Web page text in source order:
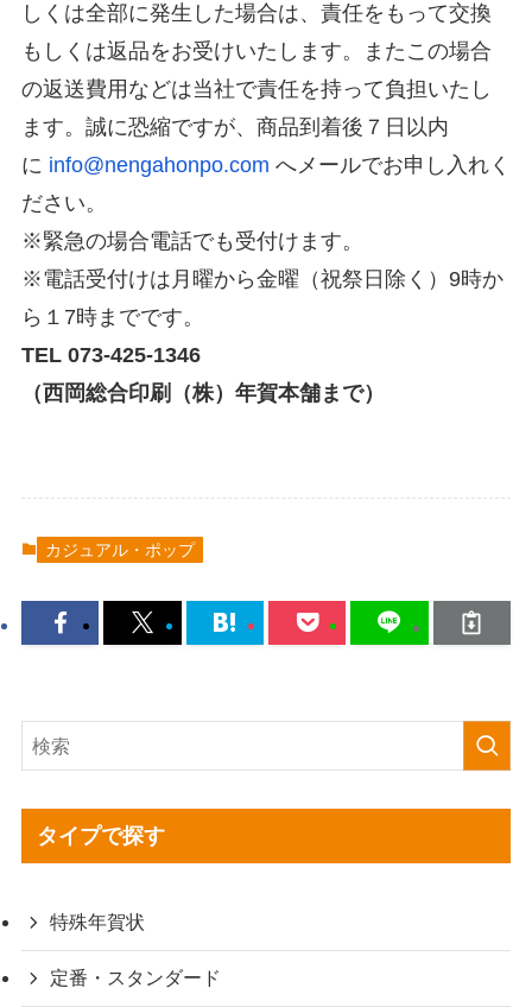
しくは全部に発生した場合は、責任をもって交換
もしくは返品をお受けいたします。またこの場合
の返送費用などは当社で責任を持って負担いたし
ます。誠に恐縮ですが、商品到着後７日以内
に info@nengahonpo.com へメールでお申し入れく
ださい。
※緊急の場合電話でも受付けます。
※電話受付けは月曜から金曜（祝祭日除く）9時か
ら１7時までです。
TEL 073-425-1346
（西岡総合印刷（株）年賀本舗まで）
カジュアル・ポップ
タイプで探す
特殊年賀状
定番・スタンダード